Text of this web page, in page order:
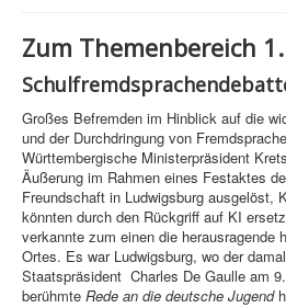
Zum Themenbereich 1.
Großes Befremden im Hinblick auf die
und der Durchdringung von
Württembergische Ministerpräsident
Äußerung im Rahmen eines Festaktes
Freundschaft in Ludwigsburg ausgelöst,
könnten durch den Rückgriff auf KI
verkannte zum einen die herausragende
Ortes. Es war Ludwigsburg, wo der
Staatspräsident Charles De Gaulle am
berühmte Rede an die deutsche Jugend